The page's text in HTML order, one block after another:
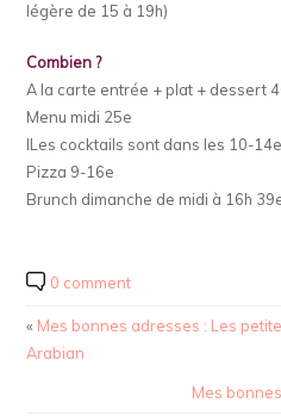
légère de 15 à 19h)
Combien ?
A la carte entrée + plat + dessert
Menu midi 25e
lLes cocktails sont dans les 10-14e
Pizza 9-16e
Brunch dimanche de midi à 16h
0 comment
« Mes bonnes adresses : Les
Arabian
Mes